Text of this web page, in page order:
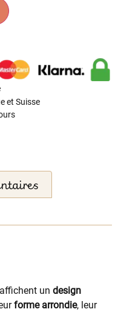
et Suisse
affichent un design
forme arrondie, leur